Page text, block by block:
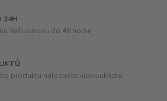
24H
Vaši adresu do 48 hodin
produktu naleznete videoukázku